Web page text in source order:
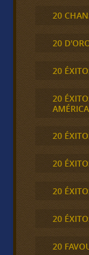
20
20
20
20
AMÉRICA
20
20
20
20
20